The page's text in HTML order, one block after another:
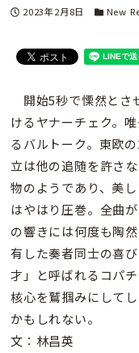
投稿日
2023年2月8日 カテゴリ
New
開始5秒で慄然とさ
けるヤナーチェク。
るバルトーク。東欧
立は他の追随を許さ
物のようであり、美
はやはり圧巻。全曲
の響きには何度も陶
有した奏者同士の喜
才」と呼ばれるコパ
核心を鷲掴みにして
かもしれない。
文：林昌英